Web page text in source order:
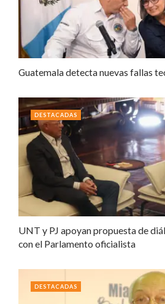
Guatemala detecta nuevas fallas
UNT y PJ apoyan propuesta de
con el Parlamento oficialista
DESTACADAS
DESTACADAS